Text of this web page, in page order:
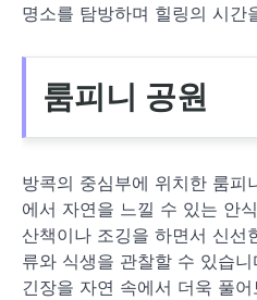
명소를 탐방하며 힐링의 시간
룸피니 공원
방콕의 중심부에 위치한 룸피
에서 자연을 느낄 수 있는 안
산책이나 조깅을 하면서 신선
류와 식생을 관찰할 수 있습
긴장을 자연 속에서 더욱 풀